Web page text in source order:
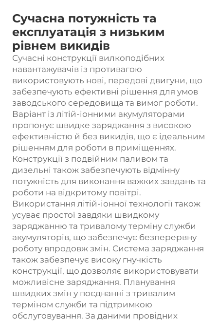
Сучасна потужність та
експлуатація з низьким
рівнем викидів
Сучасні конструкції вилкоподібних
навантажувачів із противагою
використовують нові, передові двигуни, що
забезпечують ефективні рішення для умов
заводського середовища та вимог роботи.
Варіант із літій-іонними акумуляторами
пропонує швидке заряджання з високою
ефективністю й без викидів, що є ідеальним
рішенням для роботи в приміщеннях.
Конструкції з подвійним паливом та
дизельні також забезпечують відмінну
потужність для виконання важких завдань та
роботи на відкритому повітрі.
Використання літій-іонної технології також
усуває простої завдяки швидкому
заряджанню та тривалому терміну служби
акумуляторів, що забезпечує безперервну
роботу впродовж змін. Система заряджання
також забезпечує високу гнучкість
конструкції, що дозволяє використовувати
можливісне заряджання. Планування
швидких змін у поєднанні з тривалим
терміном служби та підтримкою
обслуговування. За даними провідних